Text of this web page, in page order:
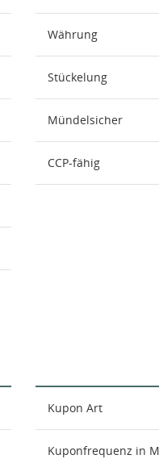
Währung
Stückelung
Mündelsicher
CCP-fähig
Kupon Art
Kuponfrequenz in